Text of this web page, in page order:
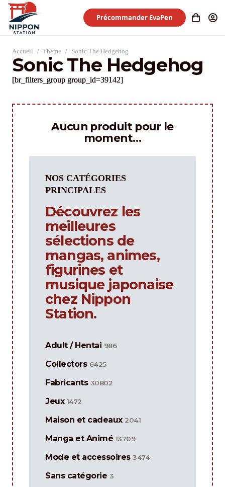
Précommander EvaPen
Accueil / Thème / Sonic The Hedgehog
Sonic The Hedgehog
[br_filters_group group_id=39142]
Aucun produit pour le
moment…
NOS CATÉGORIES
PRINCIPALES
Découvrez les
meilleures
sélections de
mangas, animes,
figurines et
musique japonaise
chez Nippon
Station.
Adult / Hentai 986
Collectors 6425
Fabricants 30802
Jeux 1472
Maison et cadeaux 2041
Manga et Animé 13709
Mode et accessoires 3474
Sans catégorie 3